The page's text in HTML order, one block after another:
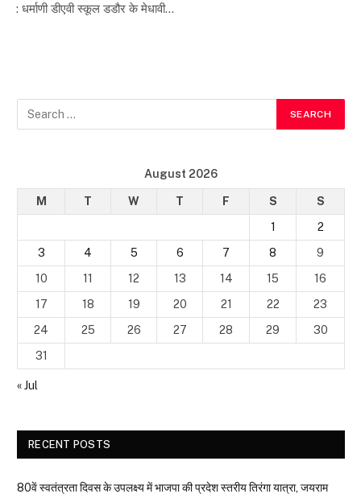
: धर्माणी डीएवी स्कूल डडौर के मेधावी…
August 2026
M T W T F S
S
1
2
3
4 5 6 7 8
9
10
11 12 13 14 15
16
17
18 19 20 21 22
23
24
25 26 27 28 29
30
31
« Jul
RECENT POSTS
80वें स्वतंत्रता दिवस के उपलक्ष्य में भाजपा की प्रदेश स्तरीय तिरंगा यात्रा, जयराम